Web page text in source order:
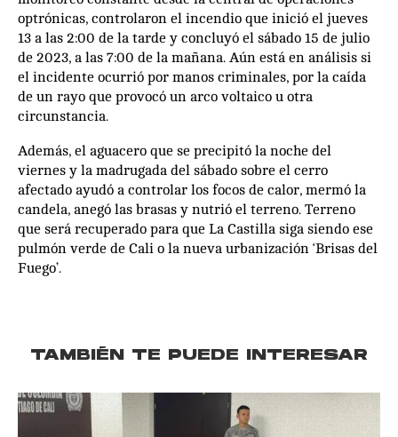
optrónicas, controlaron el incendio que inició el jueves
13 a las 2:00 de la tarde y concluyó el sábado 15 de julio
de 2023, a las 7:00 de la mañana. Aún está en análisis si
el incidente ocurrió por manos criminales, por la caída
de un rayo que provocó un arco voltaico u otra
circunstancia.
Además, el aguacero que se precipitó la noche del
viernes y la madrugada del sábado sobre el cerro
afectado ayudó a controlar los focos de calor, mermó la
candela, anegó las brasas y nutrió el terreno. Terreno
que será recuperado para que La Castilla siga siendo ese
pulmón verde de Cali o la nueva urbanización ‘Brisas del
Fuego’.
TAMBIÉN TE PUEDE INTERESAR